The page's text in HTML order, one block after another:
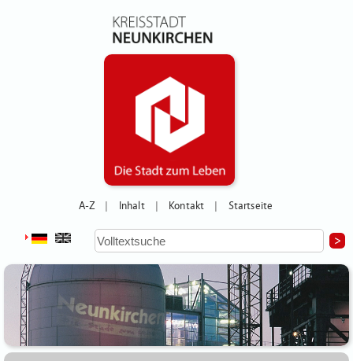
A-Z Inhalt Kontakt Startseite